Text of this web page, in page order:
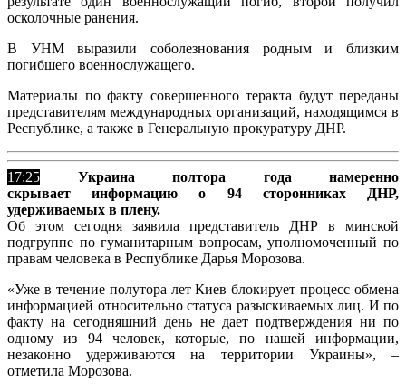
осколочные ранения.
В УНМ выразили соболезнования родным и близким
погибшего военнослужащего.
Материалы по факту совершенного теракта будут переданы
представителям международных организаций, находящимся в
Республике, а также в Генеральную прокуратуру ДНР.
17:25
Украина полтора года намеренно
скрывает информацию о 94 сторонниках ДНР,
удерживаемых в плену.
Об этом сегодня заявила представитель ДНР в минской
подгруппе по гуманитарным вопросам, уполномоченный по
правам человека в Республике Дарья Морозова.
«Уже в течение полутора лет Киев блокирует процесс обмена
информацией относительно статуса разыскиваемых лиц. И по
факту на сегодняшний день не дает подтверждения ни по
одному из 94 человек, которые, по нашей информации,
незаконно удерживаются на территории Украины», –
отметила Морозова.